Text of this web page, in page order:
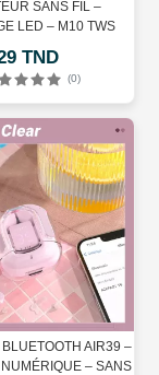
SANS FIL –
LED – M10 TWS
TND
(0)
AIR39 –
– SANS